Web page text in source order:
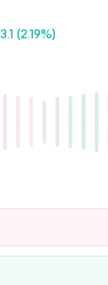
(2.19%)